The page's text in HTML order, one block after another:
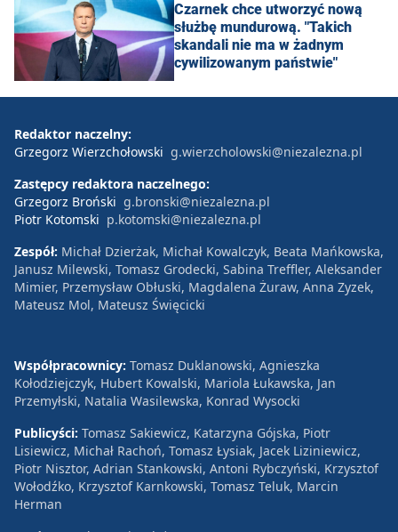
Czarnek chce utworzyć nową
służbę mundurową. "Takich
skandali nie ma w żadnym
cywilizowanym państwie"
Redaktor naczelny:
Grzegorz Wierzchołowski g.wierzcholowski@niezalezna.pl
Zastępcy redaktora naczelnego:
Grzegorz Broński g.bronski@niezalezna.pl
Piotr Kotomski p.kotomski@niezalezna.pl
Zespół: Michał Dzierżak, Michał Kowalczyk, Beata Mańkowska,
Janusz Milewski, Tomasz Grodecki, Sabina Treffler, Aleksander
Mimier, Przemysław Obłuski, Magdalena Żuraw, Anna Zyzek,
Mateusz Mol, Mateusz Święcicki
Współpracownicy: Tomasz Duklanowski, Agnieszka
Kołodziejczyk, Hubert Kowalski, Mariola Łukawska, Jan
Przemyłski, Natalia Wasilewska, Konrad Wysocki
Publicyści: Tomasz Sakiewicz, Katarzyna Gójska, Piotr
Lisiewicz, Michał Rachoń, Tomasz Łysiak, Jacek Liziniewicz,
Piotr Nisztor, Adrian Stankowski, Antoni Rybczyński, Krzysztof
Wołodźko, Krzysztof Karnkowski, Tomasz Teluk, Marcin
Herman